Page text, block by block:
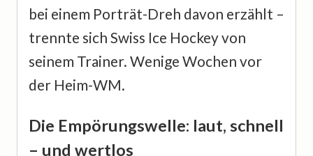
bei einem Porträt-Dreh davon erzählt –
trennte sich Swiss Ice Hockey von
seinem Trainer. Wenige Wochen vor
der Heim-WM.
Die Empörungswelle: laut, schnell
– und wertlos